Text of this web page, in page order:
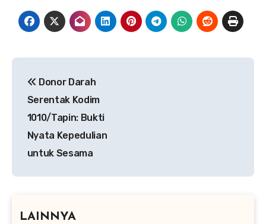
pos
Donor Darah
Serentak Kodim
1010/Tapin: Bukti
Nyata Kepedulian
untuk Sesama
LAINNYA